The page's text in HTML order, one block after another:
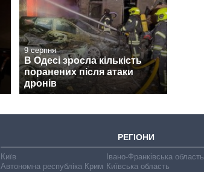
9 серпня
В Одесі зросла кількість
поранених після атаки
дронів
РЕГІОНИ
Київ
Автономна республіка Крим
Івано-Франківська область
Київська область